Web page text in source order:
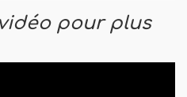
pour plus